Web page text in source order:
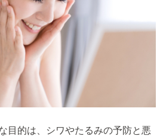
目的は、シワやたるみの予防と悪